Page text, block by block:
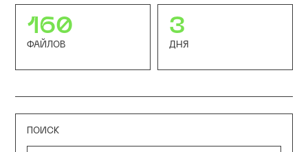
160
ФАЙЛОВ
3
ДНЯ
ПОИСК